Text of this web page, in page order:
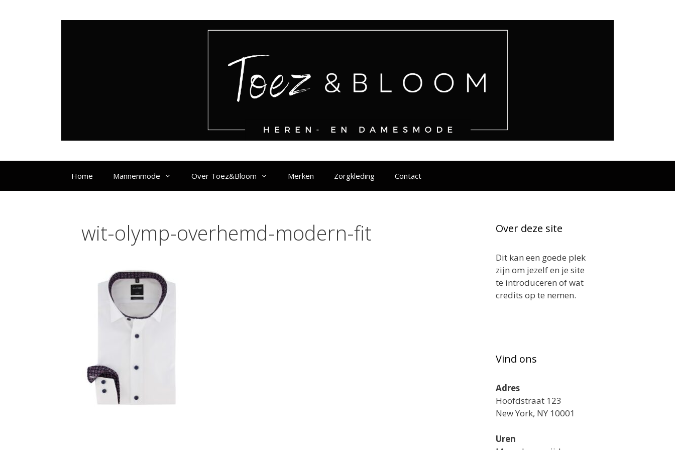
Home Mannenmode Over Toez&Bloom Merken Zorgkleding Contact
wit-olymp-overhemd-modern-fit Over deze site
Dit kan een goede plek
zijn om jezelf en je site
te introduceren of wat
credits op te nemen.
Vind ons
Adres
Hoofdstraat 123
New York, NY 10001
Uren